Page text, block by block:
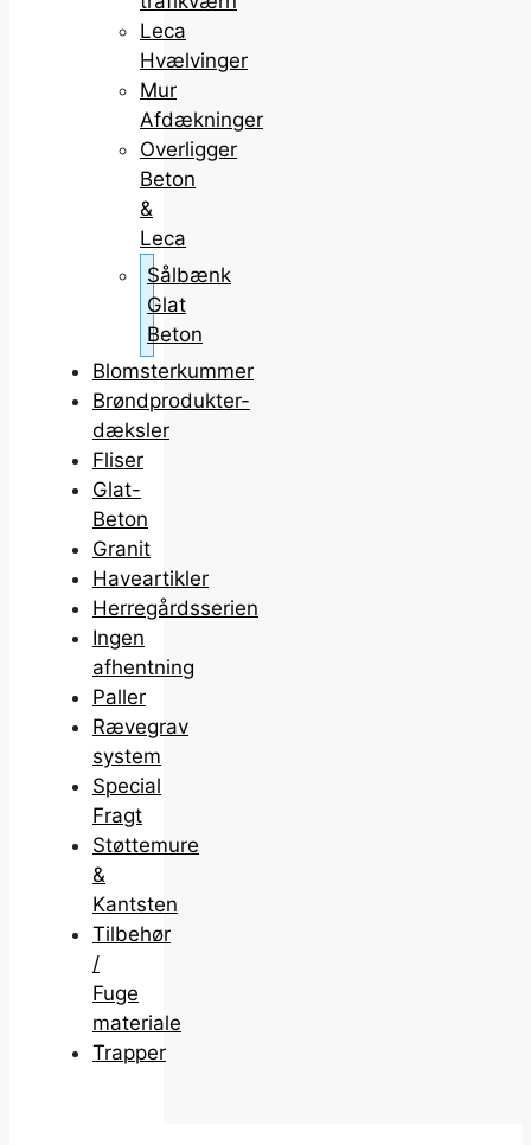
Leca
Hvælvinger
Mur
Afdækninger
Overligger
Beton
&
Leca
Sålbænk
Glat
Beton
Blomsterkummer
Brøndprodukter-
dæksler
Fliser
Glat-
Beton
Granit
Haveartikler
Herregårdsserien
Ingen
afhentning
Paller
Rævegrav
system
Special
Fragt
Støttemure
&
Kantsten
Tilbehør
/
Fuge
materiale
Trapper